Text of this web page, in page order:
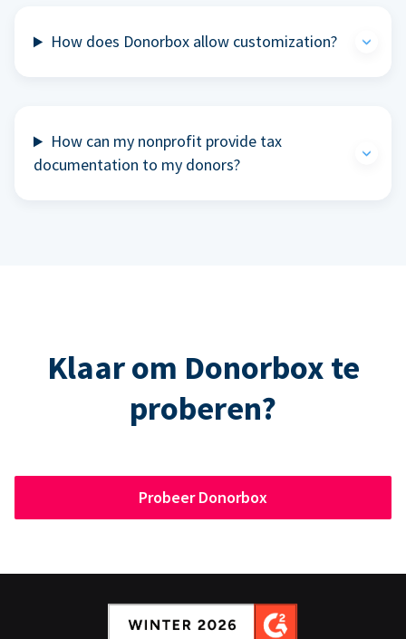
How does Donorbox allow customization?
How can my nonprofit provide tax
documentation to my donors?
Klaar om Donorbox te
proberen?
Probeer Donorbox